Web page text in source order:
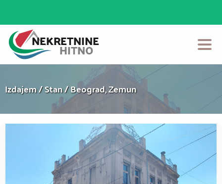
Izdavanje
Postavi Oglas
Izdajem / Stan / Beograd, Zemun